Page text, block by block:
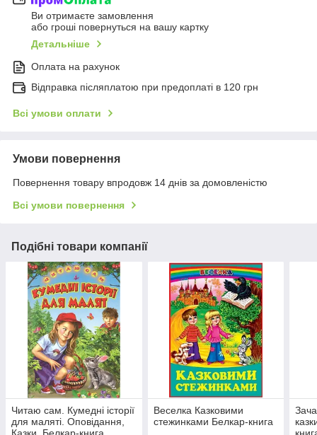
Ви отримаєте замовлення
або гроші повернуться на вашу картку
Детальніше
Оплата на рахунок
Відправка післяплатою при предоплаті в 120 грн
Всі умови оплати
Умови повернення
Повернення товару впродовж 14 днів за домовленістю
Всі умови повернення
Подібні товари компанії
Читаю сам. Кумедні історії
для маляті. Оповідання,
Веселка Казковими
стежинками Белкар-книга